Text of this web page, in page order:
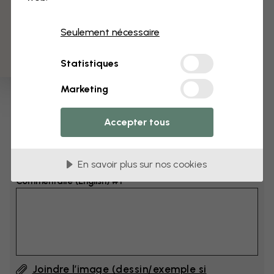
Ajoutez 6–10 cm à la largeur et à la hauteur
Ajouter un commentaire
Commentaire (English) #1
Joindre l’image (dessin/exemple si
Seulement nécessaire
Statistiques
Marketing
Accepter tous
En savoir plus sur nos cookies